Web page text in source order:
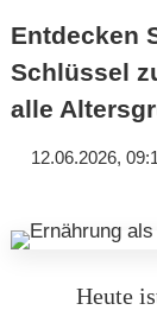
Entdecken
Schlüssel
alle
12.06.2026,
Heute